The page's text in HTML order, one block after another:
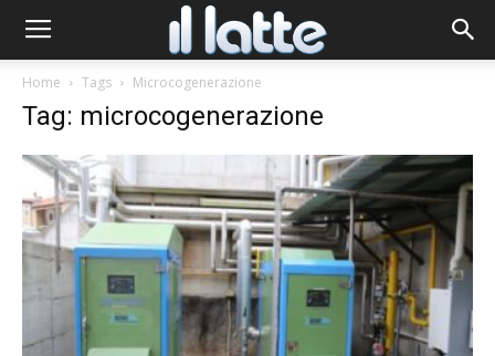
Home Tags Microcogenerazione
Tag: microcogenerazione